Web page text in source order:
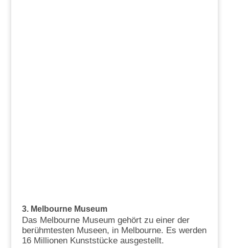
3. Melbourne Museum
Das Melbourne Museum gehört zu einer der
berühmtesten Museen, in Melbourne. Es werden
16 Millionen Kunststücke ausgestellt.